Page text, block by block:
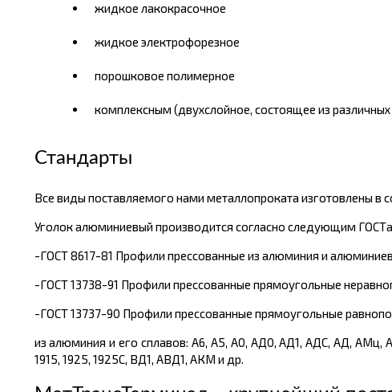
жидкое лакокрасочное
жидкое электрофорезное
порошковое полимерное
комплексным (двухслойное, состоящее из
Стандарты
Все виды поставляемого нами металлопроката изготовлены в
Уголок алюминиевый производится согласно следующим
-ГОСТ 8617-81 Профили прессованные из алюминия и
-ГОСТ 13738-91 Профили прессованные прямоугольные
-ГОСТ 13737-90 Профили прессованные прямоугольные
из алюминия и его сплавов: А6, А5, А0, АД0, АД1, АДС, АД,
1915, 1925, 1925С, ВД1, АВД1, АКМ и др.